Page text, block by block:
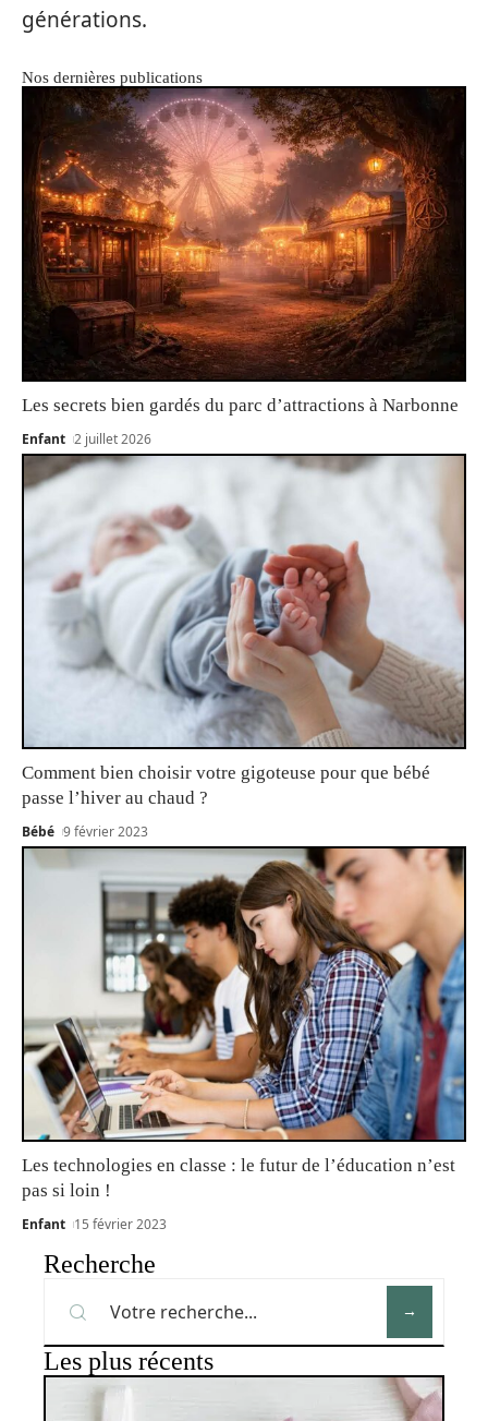
générations.
Nos dernières publications
Les secrets bien gardés du parc d’attractions à Narbonne
Enfant 2 juillet 2026
Comment bien choisir votre gigoteuse pour que bébé
passe l’hiver au chaud ?
Bébé 9 février 2023
Les technologies en classe : le futur de l’éducation n’est
pas si loin !
Enfant 15 février 2023
Recherche
Les plus récents